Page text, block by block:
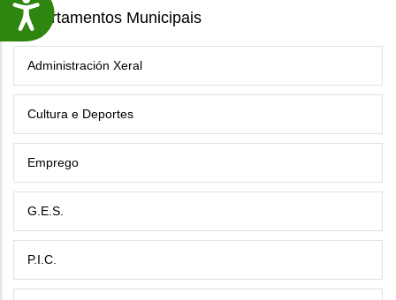
Accesibilidade
Departamentos Municipais
Administración Xeral
Cultura e Deportes
Emprego
G.E.S.
P.I.C.